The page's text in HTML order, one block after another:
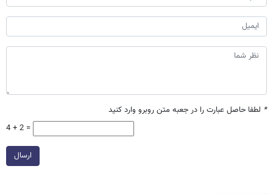
* لطفا حاصل عبارت را در جعبه متن روبرو وارد کنید
4 + 2 =
ارسال